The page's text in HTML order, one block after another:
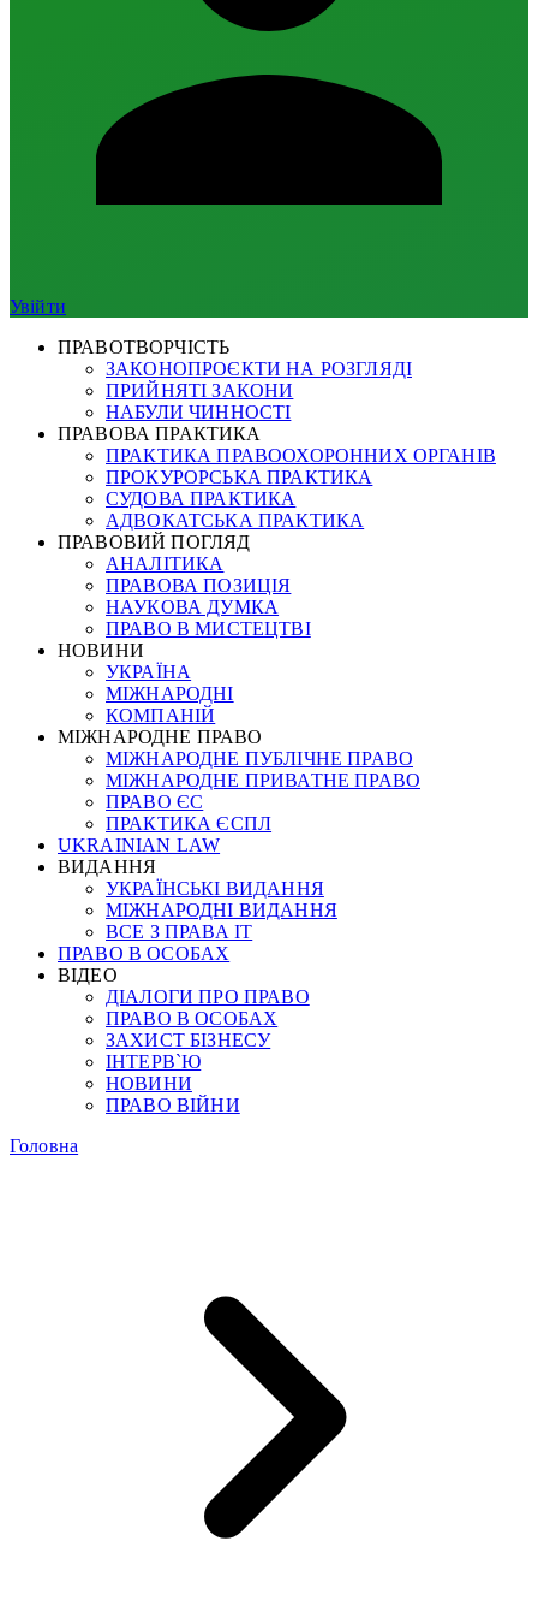
Увійти
ПРАВОТВОРЧІСТЬ
ЗАКОНОПРОЄКТИ НА РОЗГЛЯДІ
ПРИЙНЯТІ ЗАКОНИ
НАБУЛИ ЧИННОСТІ
ПРАВОВА ПРАКТИКА
ПРАКТИКА ПРАВООХОРОННИХ ОРГАНІВ
ПРОКУРОРСЬКА ПРАКТИКА
СУДОВА ПРАКТИКА
АДВОКАТСЬКА ПРАКТИКА
ПРАВОВИЙ ПОГЛЯД
АНАЛІТИКА
ПРАВОВА ПОЗИЦІЯ
НАУКОВА ДУМКА
ПРАВО В МИСТЕЦТВІ
НОВИНИ
УКРАЇНА
МІЖНАРОДНІ
КОМПАНІЙ
МІЖНАРОДНЕ ПРАВО
МІЖНАРОДНЕ ПУБЛІЧНЕ ПРАВО
МІЖНАРОДНЕ ПРИВАТНЕ ПРАВО
ПРАВО ЄС
ПРАКТИКА ЄСПЛ
UKRAINIAN LAW
ВИДАННЯ
УКРАЇНСЬКІ ВИДАННЯ
МІЖНАРОДНІ ВИДАННЯ
ВСЕ З ПРАВА ІТ
ПРАВО В ОСОБАХ
ВІДЕО
ДІАЛОГИ ПРО ПРАВО
ПРАВО В ОСОБАХ
ЗАХИСТ БІЗНЕСУ
ІНТЕРВ`Ю
НОВИНИ
ПРАВО ВІЙНИ
Головна